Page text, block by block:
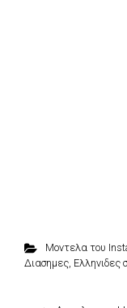
Μοντελα του
Διασημες, Ελληνιδες